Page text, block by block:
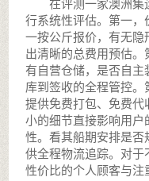
行系统性评估。第一
一按公斤报价，有无
出清晰的总费用预估
有自营仓储，是否自
库到签收的全程管控
提供免费打包、免费
小的细节直接影响用
性。看其船期安排是
供全程物流追踪。对
性价比的个人顾客与